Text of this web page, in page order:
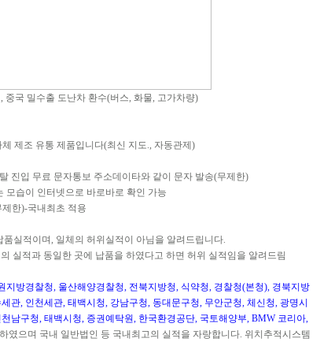
중국 밀수출 도난차 환수(버스, 화물, 고가차량)
제조 유통 제품입니다(최신 지도., 자동관제)
진입 무료 문자통보 주소데이타와 같이 문자 발송(무제한)
습이 인터넷으로 바로바로 확인 가능
한)-국내최초 적용
실적이며, 일체의 허위실적이 아님을 알려드립니다.
실적과 동일한 곳에 납품을 하였다고 하면 허위 실적임을 알려드림
지방경찰청, 울산해양경찰청, 전북지방청, 식약청, 경찰청(본청), 경북지방
관, 인천세관, 태백시청, 강남구청, 동대문구청, 무안군청, 체신청, 광명시
남구청, 태백시청, 증권예탁원, 한국환경공단, 국토해양부, BMW 코리아,
였으며 국내 일반법인 등 국내최고의 실적을 자랑합니다. 위치추적시스템